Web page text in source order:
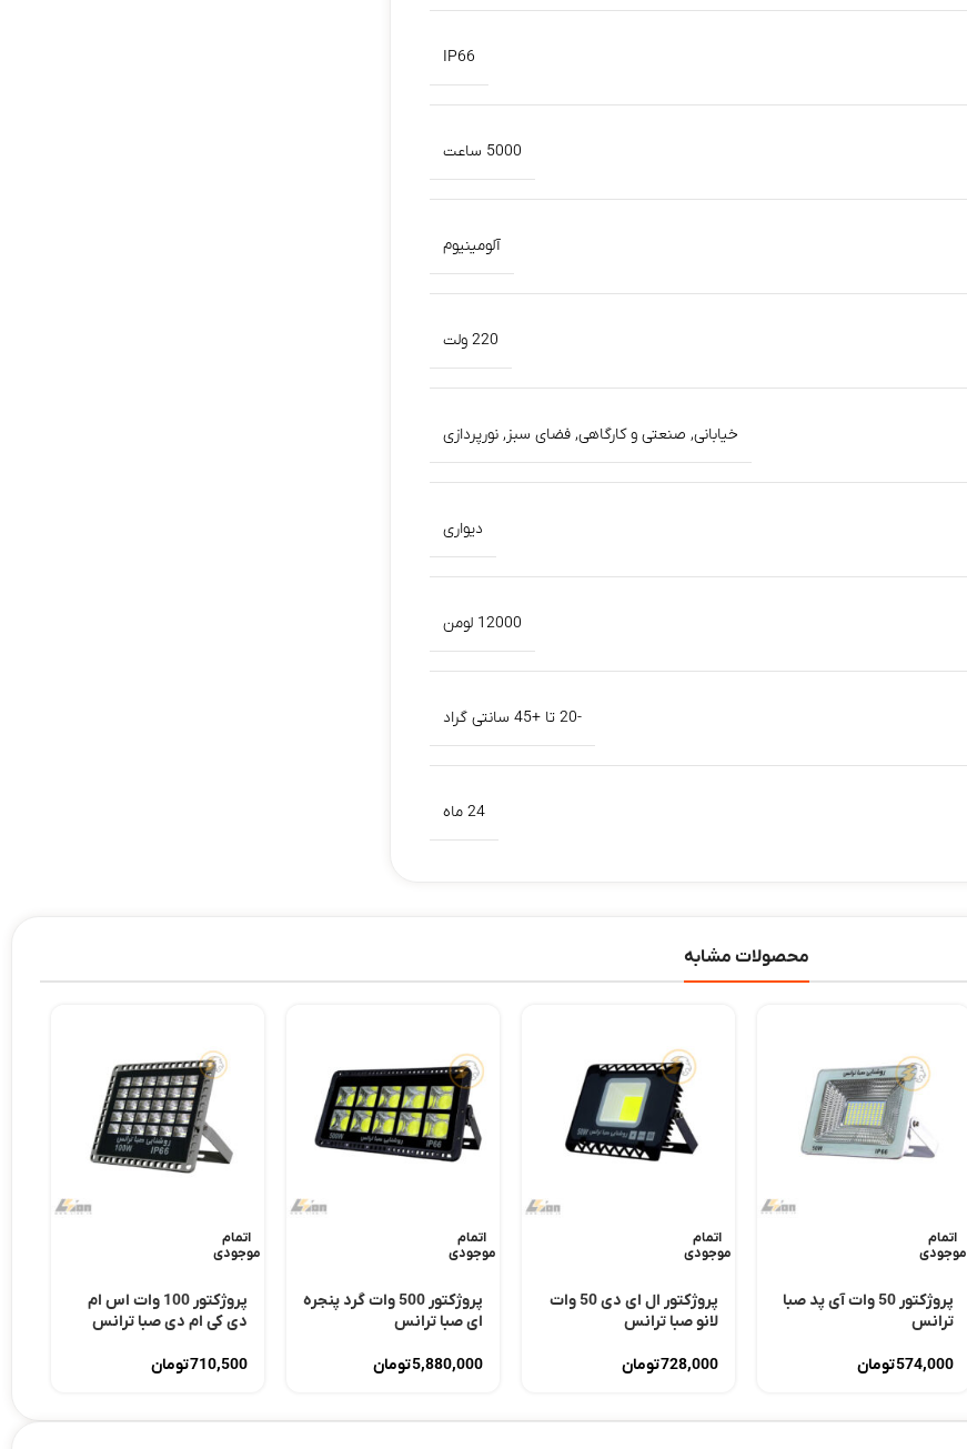
IP66
5000 ساعت
آلومینیوم
220 ولت
خیابانی, صنعتی و کارگاهی, فضای سبز , نورپردازی
دیواری
12000 لومن
-20 تا +45 سانتی گراد
24 ماه
محصولات مشابه
اتمام
موجودی
پروژکتور 50 وات آی پد صبا
ترانس
574,000تومان
اتمام
موجودی
پروژکتور ال ای دی 50 وات
لانو صبا ترانس
728,000تومان
اتمام
موجودی
پروژکتور 500 وات گرد پنجره
ای صبا ترانس
5,880,000تومان
اتمام
موجودی
پروژکتور 100 وات اس ام
دی کی ام دی صبا ترانس
710,500تومان